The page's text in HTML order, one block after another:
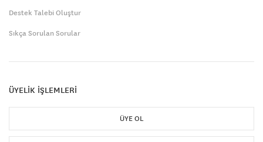
Destek Talebi Oluştur
Sıkça Sorulan Sorular
ÜYELİK İŞLEMLERİ
ÜYE OL